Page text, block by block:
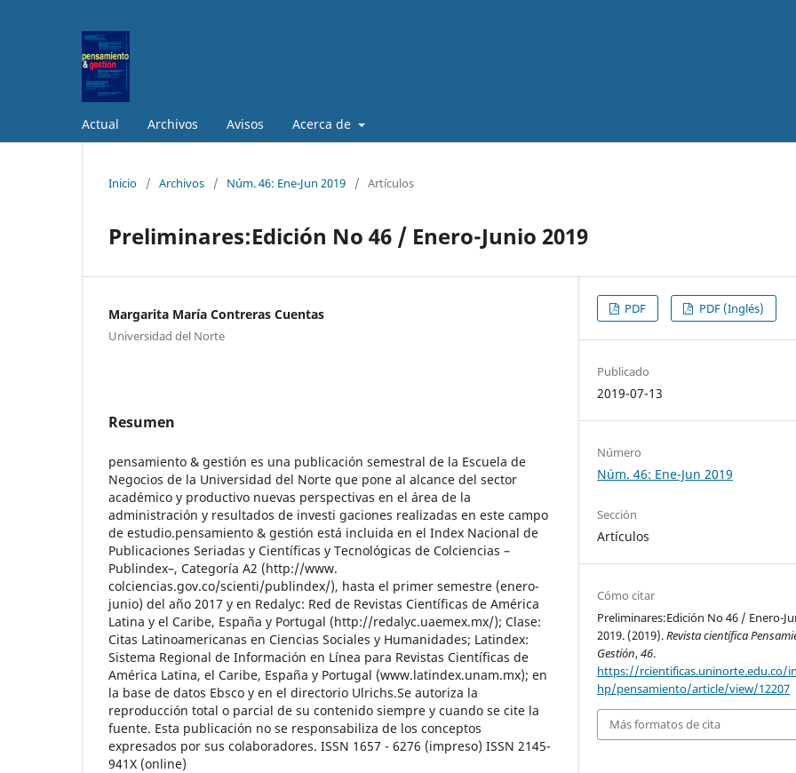
Actual Archivos Avisos Acerca de
Inicio / Archivos / Núm. 46: Ene-Jun 2019 / Artículos
Preliminares:Edición No 46 / Enero-Junio 2019
Margarita María Contreras Cuentas
Universidad del Norte
Resumen
pensamiento & gestión es una publicación semestral de la Escuela de
Negocios de la Universidad del Norte que pone al alcance del sector
académico y productivo nuevas perspectivas en el área de la
administración y resultados de investi gaciones realizadas en este campo
de estudio.pensamiento & gestión está incluida en el Index Nacional de
Publicaciones Seriadas y Científicas y Tecnológicas de Colciencias –
Publindex–, Categoría A2 (http://www.
colciencias.gov.co/scienti/publindex/), hasta el primer semestre (enero-
junio) del año 2017 y en Redalyc: Red de Revistas Científicas de América
Latina y el Caribe, España y Portugal (http://redalyc.uaemex.mx/); Clase:
Citas Latinoamericanas en Ciencias Sociales y Humanidades; Latindex:
Sistema Regional de Información en Línea para Revistas Científicas de
América Latina, el Caribe, España y Portugal (www.latindex.unam.mx); en
la base de datos Ebsco y en el directorio Ulrichs.Se autoriza la
reproducción total o parcial de su contenido siempre y cuando se cite la
fuente. Esta publicación no se responsabiliza de los conceptos
expresados por sus colaboradores. ISSN 1657 - 6276 (impreso) ISSN 2145-
941X (online)
PDF PDF (Inglés)
Publicado
2019-07-13
Número
Núm. 46: Ene-Jun 2019
Sección
Artículos
Cómo citar
Preliminares:Edición No 46 / Enero-
2019. (2019).Revista científica
Gestión,46.
https://rcientificas.uninorte.edu.co/
hp/pensamiento/article/view/12207
Más formatos de cita